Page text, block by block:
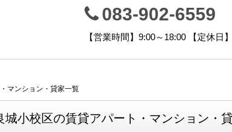
083-902-6559
【営業時間】9:00～18:00 【定休日
マンション・貸家一覧
城小校区の賃貸アパート・マンション・